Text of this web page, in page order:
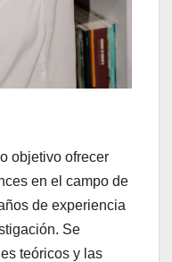
objetivo ofrecer
en el campo de
de experiencia
Se
teóricos y las